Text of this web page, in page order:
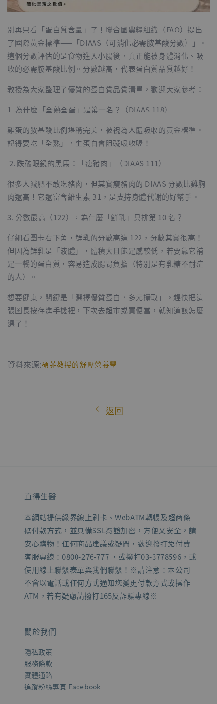
別再只看「蛋白質含量」了！聯合國農糧組織（FAO）提出
了國際黃金標準——「DIAAS（可消化必需胺基酸分數）」。
這個分數評估的是食物進入小腸後，真正能被身體消化、吸
收的必需胺基酸比例。分數越高，代表蛋白質品質越好！
教授為大家整理了優質的蛋白質品質清單，歡迎大家參考：
1. 為什麼「全熟全蛋」是第一名？（DIAAS 118）
雞蛋的胺基酸比例堪稱完美，被視為人體吸收的黃金標準。
記得要吃「全熟」，生蛋白會阻礙吸收喔！
2. 跌破眼鏡的黑馬：「瘦豬肉」（DIAAS 111）
很多人減肥不敢吃豬肉，但其實瘦豬肉的 DIAAS 分數比雞胸
肉還高！它還富含維生素 B1，是支持身體代謝的好幫手。
3. 分數最高（122），為什麼「鮮乳」只排第 10 名？
仔細看圖卡右下角，鮮乳的分數高達 122，分數其實很高！
但因為鮮乳是「液體」，體積大且飽足感較低，若要靠它補
足一餐的蛋白質，容易造成腸胃負擔（特別是有乳糖不耐症
的人）。
想要健康，關鍵是「選擇優質蛋白，多元攝取」。趕快把這
張圖長按存進手機裡，下次去超市或買便當，就知道該怎麼
選了！
資料來源:碩菲教授的舒壓營養學
返回
直得生醫
本網站提供綠界線上刷卡、WebATM轉帳及超商條
碼付款方式，並具備SSL憑證加密，方便又安全，請
安心購物！任何商品建議或疑問，歡迎撥打免付費
客服專線：0800-276-777 ，或撥打03-3778596，或
使用線上聯繫表單與我們聯繫！※請注意：本公司
不會以電話或任何方式通知您變更付款方式或操作
ATM，若有疑慮請撥打165反詐騙專線※
關於我們
隱私政策
服務條款
實體通路
追蹤粉絲專頁 Facebook